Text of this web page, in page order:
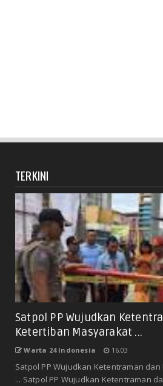
TERKINI
Satpol PP Wujudkan
Ketertiban Masyarakat ...
Warta 24 Indonesia 16.03
Satpol PP Wujudkan Ketentraman
... Satpol PP Wujudkan Ketentraman